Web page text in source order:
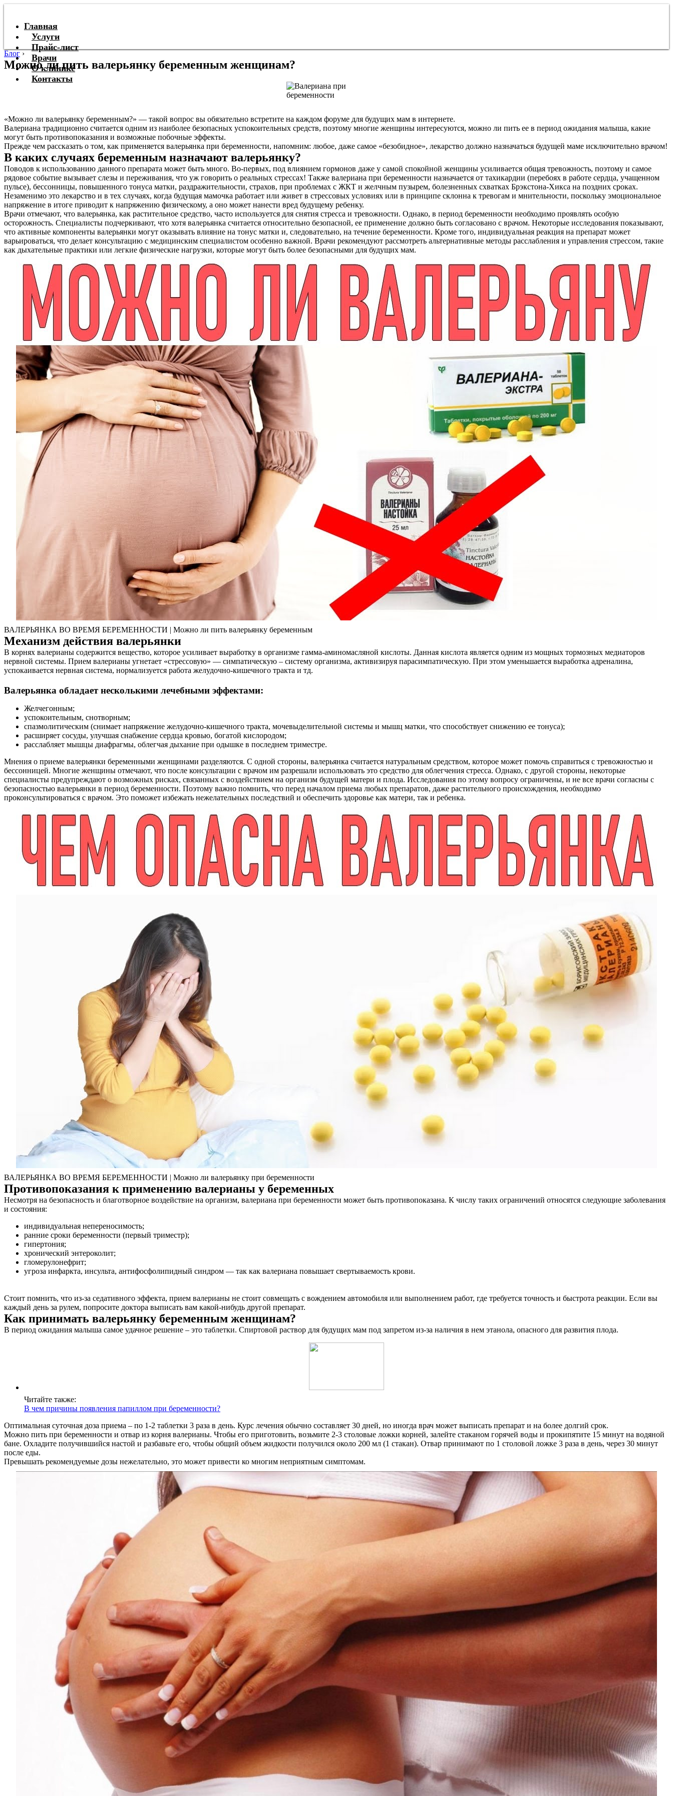
Главная
Услуги
Прайс-лист
Врачи
О клинике
Контакты
Блог ›
Можно ли пить валерьянку беременным женщинам?
«Можно ли валерьянку беременным?» — такой вопрос вы обязательно встретите на каждом форуме для будущих мам в интернете.
Валериана традиционно считается одним из наиболее безопасных успокоительных средств, поэтому многие женщины интересуются, можно ли пить ее в период ожидания малыша, какие
могут быть противопоказания и возможные побочные эффекты.
Прежде чем рассказать о том, как применяется валерьянка при беременности, напомним: любое, даже самое «безобидное», лекарство должно назначаться будущей маме исключительно врачом!
В каких случаях беременным назначают валерьянку?
Поводов к использованию данного препарата может быть много. Во-первых, под влиянием гормонов даже у самой спокойной женщины усиливается общая тревожность, поэтому и самое
рядовое событие вызывает слезы и переживания, что уж говорить о реальных стрессах! Также валериана при беременности назначается от тахикардии (перебоях в работе сердца, учащенном
пульсе), бессонницы, повышенного тонуса матки, раздражительности, страхов, при проблемах с ЖКТ и желчным пузырем, болезненных схватках Брэкстона-Хикса на поздних сроках.
Незаменимо это лекарство и в тех случаях, когда будущая мамочка работает или живет в стрессовых условиях или в принципе склонна к тревогам и мнительности, поскольку эмоциональное
напряжение в итоге приводит к напряжению физическому, а оно может нанести вред будущему ребенку.
Врачи отмечают, что валерьянка, как растительное средство, часто используется для снятия стресса и тревожности. Однако, в период беременности необходимо проявлять особую
осторожность. Специалисты подчеркивают, что хотя валерьянка считается относительно безопасной, ее применение должно быть согласовано с врачом. Некоторые исследования показывают,
что активные компоненты валерьянки могут оказывать влияние на тонус матки и, следовательно, на течение беременности. Кроме того, индивидуальная реакция на препарат может
варьироваться, что делает консультацию с медицинским специалистом особенно важной. Врачи рекомендуют рассмотреть альтернативные методы расслабления и управления стрессом, такие
как дыхательные практики или легкие физические нагрузки, которые могут быть более безопасными для будущих мам.
ВАЛЕРЬЯНКА ВО ВРЕМЯ БЕРЕМЕННОСТИ | Можно ли пить валерьянку беременным
Механизм действия валерьянки
В корнях валерианы содержится вещество, которое усиливает выработку в организме гамма-аминомасляной кислоты. Данная кислота является одним из мощных тормозных медиаторов
нервной системы. Прием валерианы угнетает «стрессовую» — симпатическую – систему организма, активизируя парасимпатическую. При этом уменьшается выработка адреналина,
успокаивается нервная система, нормализуется работа желудочно-кишечного тракта и тд.
Валерьянка обладает несколькими лечебными эффектами:
Желчегонным;
успокоительным, снотворным;
спазмолитическим (снимает напряжение желудочно-кишечного тракта, мочевыделительной системы и мышц матки, что способствует снижению ее тонуса);
расширяет сосуды, улучшая снабжение сердца кровью, богатой кислородом;
расслабляет мышцы диафрагмы, облегчая дыхание при одышке в последнем триместре.
Мнения о приеме валерьянки беременными женщинами разделяются. С одной стороны, валерьянка считается натуральным средством, которое может помочь справиться с тревожностью и
бессонницей. Многие женщины отмечают, что после консультации с врачом им разрешали использовать это средство для облегчения стресса. Однако, с другой стороны, некоторые
специалисты предупреждают о возможных рисках, связанных с воздействием на организм будущей матери и плода. Исследования по этому вопросу ограничены, и не все врачи согласны с
безопасностью валерьянки в период беременности. Поэтому важно помнить, что перед началом приема любых препаратов, даже растительного происхождения, необходимо
проконсультироваться с врачом. Это поможет избежать нежелательных последствий и обеспечить здоровье как матери, так и ребенка.
ВАЛЕРЬЯНКА ВО ВРЕМЯ БЕРЕМЕННОСТИ | Можно ли валерьянку при беременности
Противопоказания к применению валерианы у беременных
Несмотря на безопасность и благотворное воздействие на организм, валериана при беременности может быть противопоказана. К числу таких ограничений относятся следующие заболевания
и состояния:
индивидуальная непереносимость;
ранние сроки беременности (первый триместр);
гипертония;
хронический энтероколит;
гломерулонефрит;
угроза инфаркта, инсульта, антифосфолипидный синдром — так как валериана повышает свертываемость крови.
Стоит помнить, что из-за седативного эффекта, прием валерианы не стоит совмещать с вождением автомобиля или выполнением работ, где требуется точность и быстрота реакции. Если вы
каждый день за рулем, попросите доктора выписать вам какой-нибудь другой препарат.
Как принимать валерьянку беременным женщинам?
В период ожидания малыша самое удачное решение – это таблетки. Спиртовой раствор для будущих мам под запретом из-за наличия в нем этанола, опасного для развития плода.
Читайте также:
В чем причины появления папиллом при беременности?
Оптимальная суточная доза приема – по 1-2 таблетки 3 раза в день. Курс лечения обычно составляет 30 дней, но иногда врач может выписать препарат и на более долгий срок.
Можно пить при беременности и отвар из корня валерианы. Чтобы его приготовить, возьмите 2-3 столовые ложки корней, залейте стаканом горячей воды и прокипятите 15 минут на водяной
бане. Охладите получившийся настой и разбавьте его, чтобы общий объем жидкости получился около 200 мл (1 стакан). Отвар принимают по 1 столовой ложке 3 раза в день, через 30 минут
после еды.
Превышать рекомендуемые дозы нежелательно, это может привести ко многим неприятным симптомам.